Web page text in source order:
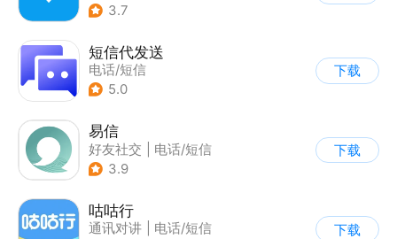
3.7
短信代发送
电话/短信
5.0
下载
易信
好友社交
电话/短信
3.9
下载
咕咕行
通讯对讲
电话/短信
下载